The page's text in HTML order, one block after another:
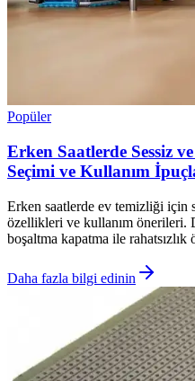
Popüler
Erken Saatlerde Sessiz
Seçimi ve Kullanım
Erken saatlerde ev temizliği için
özellikleri ve kullanım önerileri.
boşaltma kapatma ile rahatsızlık
Daha fazla bilgi edinin